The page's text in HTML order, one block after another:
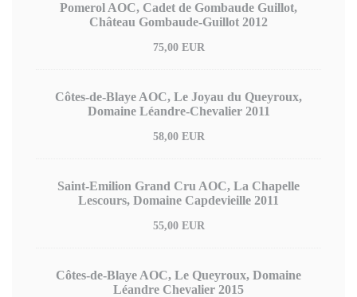
Pomerol AOC, Cadet de Gombaude Guillot,
Château Gombaude-Guillot 2012
75,00 EUR
Côtes-de-Blaye AOC, Le Joyau du Queyroux,
Domaine Léandre-Chevalier 2011
58,00 EUR
Saint-Emilion Grand Cru AOC, La Chapelle
Lescours, Domaine Capdevieille 2011
55,00 EUR
Côtes-de-Blaye AOC, Le Queyroux, Domaine
Léandre Chevalier 2015